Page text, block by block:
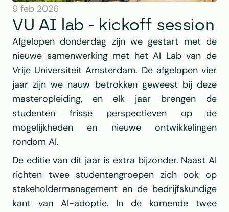
9 feb 2026
VU AI lab - kickoff session
Afgelopen donderdag zijn we gestart met de
nieuwe samenwerking met het AI Lab van de
Vrije Universiteit Amsterdam. De afgelopen vier
jaar zijn we nauw betrokken geweest bij deze
masteropleiding, en elk jaar brengen de
studenten frisse perspectieven op de
mogelijkheden en nieuwe ontwikkelingen
rondom AI.
De editie van dit jaar is extra bijzonder. Naast AI
richten twee studentengroepen zich ook op
stakeholdermanagement en de bedrijfskundige
kant van AI-adoptie. In de komende twee